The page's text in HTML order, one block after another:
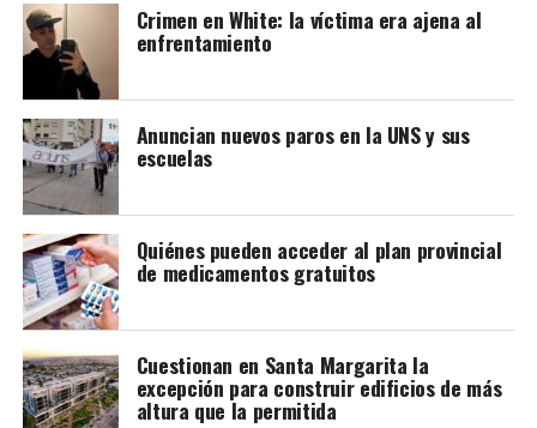
Crimen en White: la víctima era ajena al
enfrentamiento
Anuncian nuevos paros en la UNS y sus
escuelas
Quiénes pueden acceder al plan provincial
de medicamentos gratuitos
Cuestionan en Santa Margarita la
excepción para construir edificios de más
altura que la permitida